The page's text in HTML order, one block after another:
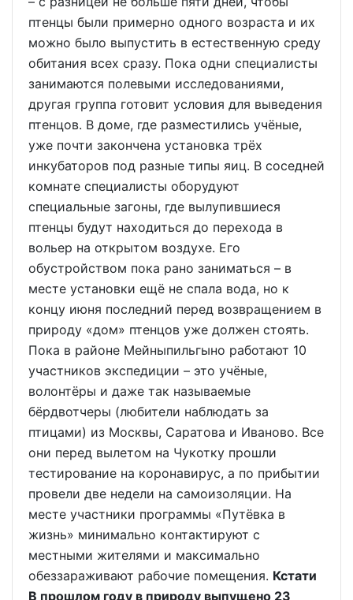
птенцы были примерно одного возраста и их
можно было выпустить в естественную среду
обитания всех сразу. Пока одни специалисты
занимаются полевыми исследованиями,
другая группа готовит условия для выведения
птенцов. В доме, где разместились учёные,
уже почти закончена установка трёх
инкубаторов под разные типы яиц. В соседней
комнате специалисты оборудуют
специальные загоны, где вылупившиеся
птенцы будут находиться до перехода в
вольер на открытом воздухе. Его
обустройством пока рано заниматься – в
месте установки ещё не спала вода, но к
концу июня последний перед возвращением в
природу «дом» птенцов уже должен стоять.
Пока в районе Мейныпильгыно работают 10
участников экспедиции – это учёные,
волонтёры и даже так называемые
бёрдвотчеры (любители наблюдать за
птицами) из Москвы, Саратова и Иваново. Все
они перед вылетом на Чукотку прошли
тестирование на коронавирус, а по прибытии
провели две недели на самоизоляции. На
месте участники программы «Путёвка в
жизнь» минимально контактируют с
местными жителями и максимально
обеззараживают рабочие помещения. Кстати
В прошлом году в природу выпущено 23